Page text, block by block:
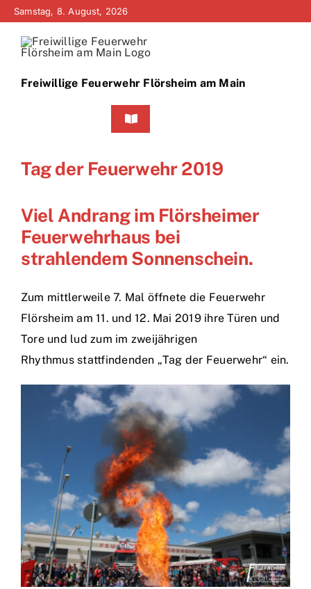
Zum
springen
Samstag, 8. August, 2026
Freiwillige Feuerwehr Flörsheim am Main
Toggle
Bürgerinfo
Über uns
Technik
Einsätze
Tag der Feuerwehr 2019
Viel Andrang im Flörsheimer
Feuerwehrhaus bei
strahlendem Sonnenschein.
Zum mittlerweile 7. Mal öffnete die Feuerwehr
Flörsheim am 11. und 12. Mai 2019 ihre Türen und
Tore und lud zum im zweijährigen
Rhythmus stattfindenden „Tag der Feuerwehr“ ein.